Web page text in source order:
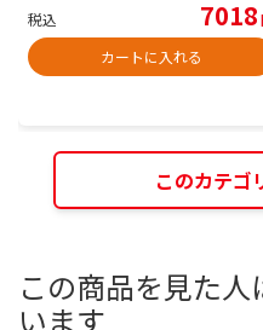
税込 7018
カートに入れる
このカテゴ
この商品を見た
います